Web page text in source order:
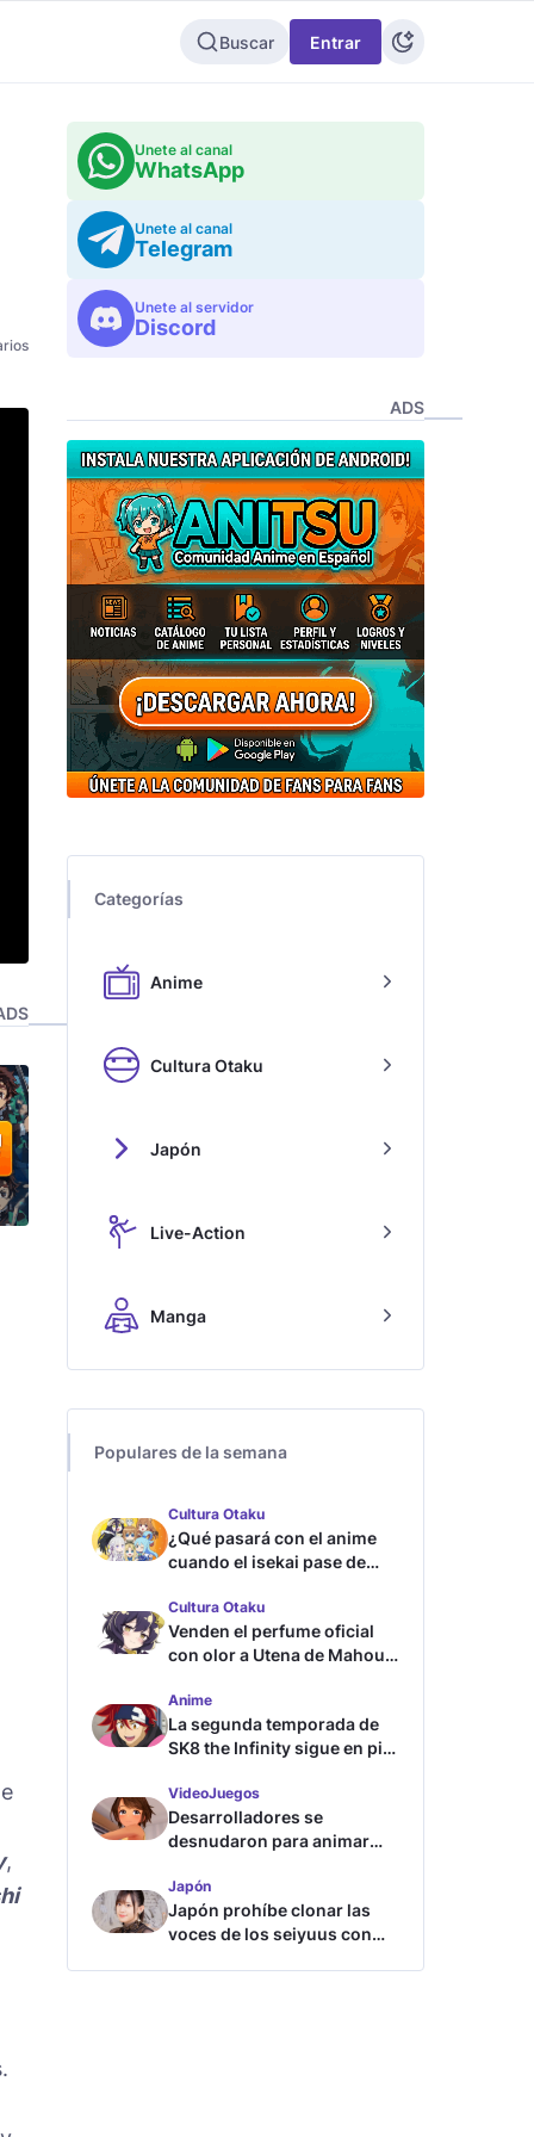
Buscar Entrar
,
Unete al canal
WhatsApp
Unete al canal
Telegram
Unete al servidor
Discord
ADS
Categorías
Anime
Cultura Otaku
Japón
Live-Action
Manga
Populares de la semana
Cultura Otaku
¿Qué pasará con el anime
cuando el isekai pase de
Cultura Otaku
Venden el perfume oficial
con olor a Utena de Mahou
Anime
La segunda temporada de
SK8 the Infinity sigue en pie
VideoJuegos
Desarrolladores se
desnudaron para animar
Japón
Japón prohíbe clonar las
voces de los seiyuus con